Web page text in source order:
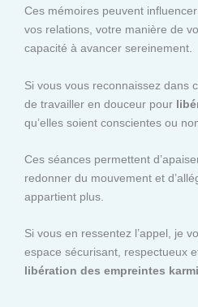
Ces mémoires peuvent
vos relations, votre manière de
capacité à avancer sereinement.
Si vous vous reconnaissez dans
de travailler en douceur pour
qu’elles soient conscientes ou
Ces séances permettent
redonner du mouvement et
appartient plus.
Si vous en ressentez l’appel, je
espace sécurisant, respectueux
libération des empreintes